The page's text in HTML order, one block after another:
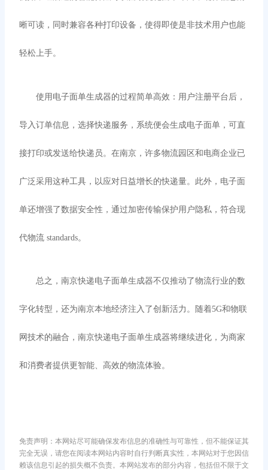
晰可读，同时兼容各种打印设备，使得即使是非技术用户也能
轻松上手。
使用电子面单生成器的过程简单高效：用户注册平台后，
导入订单信息，选择快递服务，系统便会生成电子面单，可直
接打印或发送给快递员。在南京，许多物流园区和电商企业已
广泛采用这种工具，以应对日益增长的快递量。此外，电子面
单还增强了数据安全性，通过加密传输保护用户隐私，符合现
代物流 standards。
总之，南京快递电子面单生成器不仅推动了物流行业的数
字化转型，还为南京本地经济注入了创新活力。随着5G和物联
网技术的融合，南京快递电子面单生成器将继续进化，为商家
和消费者提供更智能、高效的物流体验。
免责声明：本网站尽可能确保发布信息的准确性与可靠性，但不能保证其
完全无误，请您在阅读本网站内容时自行判断真实性，本网站对于您因信
赖该信息引起的损失概不负责。本网站发布的部分内容，包括但不限于文